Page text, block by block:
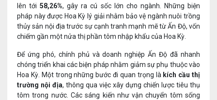
lên tới58,26%, gây ra cú sốc lớn cho ngành. Những biện
pháp này được Hoa Kỳ lý giải nhằm bảo vệ ngành nuôi trồng
thủy sản nội địa trước sự cạnh tranh mạnh mẽ từ Ấn Độ, vốn
chiếm gần một nửa thị phần tôm nhập khẩu của Hoa Kỳ.
Để ứng phó, chính phủ và doanh nghiệp Ấn Độ đã nhanh
chóng triển khai các biện pháp nhằm giảm sự phụ thuộc vào
Hoa Kỳ. Một trong những bước đi quan trọng là kích cầu thị
trường nội địa, thông qua việc xây dựng chiến lược tiêu thụ
tôm trong nước. Các sáng kiến như vận chuyển tôm sống